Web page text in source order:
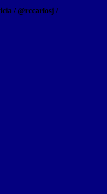
/ @rccarlosj /